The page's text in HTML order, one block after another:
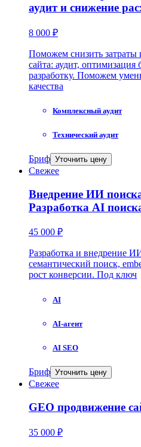
аудит и снижение
8 000 ₽
Поможем снизить затраты
сайта: аудит,
разработку. Поможем
качества
Комплексный аудит
Технический аудит
Бриф Уточнить цену
Свежее
Внедрение ИИ
Разработка AI
45 000 ₽
Разработка и внедрение
семантический поиск,
рост конверсии. Под ключ
AI
AI-агент
AI SEO
Бриф Уточнить цену
Свежее
GEO продвижение
35 000 ₽